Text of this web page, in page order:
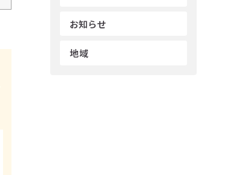
お知らせ
地域